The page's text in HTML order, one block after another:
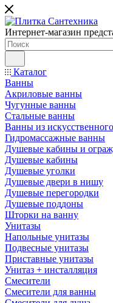
Интернет-магазин
Каталог
Ванны
Акриловые ванны
Чугунные ванны
Стальные ванны
Ванны из
Гидромассажные ванны
Душевые кабины и
Душевые кабины
Душевые уголки
Душевые двери в нишу
Душевые перегородки
Душевые поддоны
Шторки на ванну
Унитазы
Напольные унитазы
Подвесные унитазы
Приставные унитазы
Унитаз + инсталляция
Смесители
Смесители для ванны